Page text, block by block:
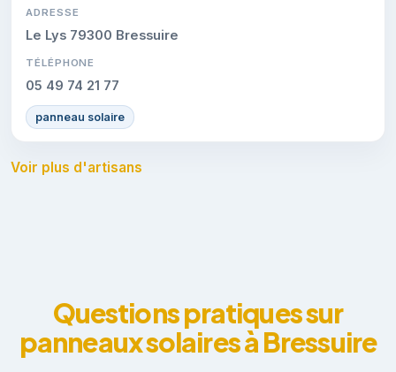
ADRESSE
Le Lys 79300 Bressuire
TÉLÉPHONE
05 49 74 21 77
panneau solaire
Voir plus d'artisans
Questions pratiques sur
panneaux solaires à Bressuire